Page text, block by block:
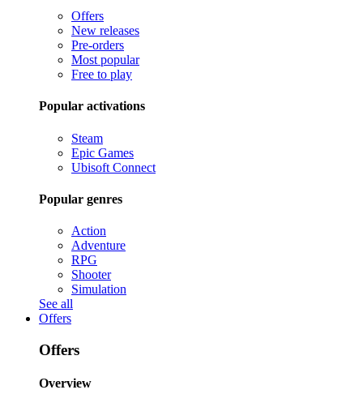
Offers
New releases
Pre-orders
Most popular
Free to play
Popular activations
Steam
Epic Games
Ubisoft Connect
Popular genres
Action
Adventure
RPG
Shooter
Simulation
See all
Offers
Offers
Overview